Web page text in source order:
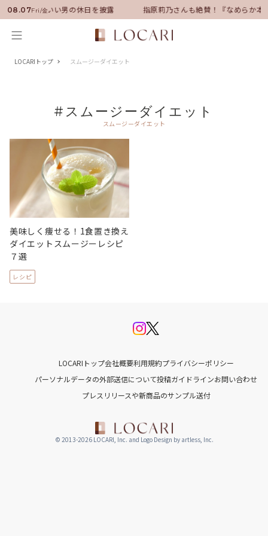
08.07Fri/金
ーに就任！いい男の休日を披露 指原莉乃さんも絶賛！『なめらか本
LOCARIトップ スムージーダイエット
#スムージーダイエット
スムージーダイエット
美味しく痩せる！1食置き換え
ダイエットスムージーレシピ
７選
レシピ
LOCARIトップ会社概要利用規約プライバシーポリシー
パーソナルデータの外部送信について投稿ガイドラインお問い合わせ
プレスリリースや新商品のサンプル送付
© 2013-2026 LOCARI, Inc. and Logo Design by artless, Inc.